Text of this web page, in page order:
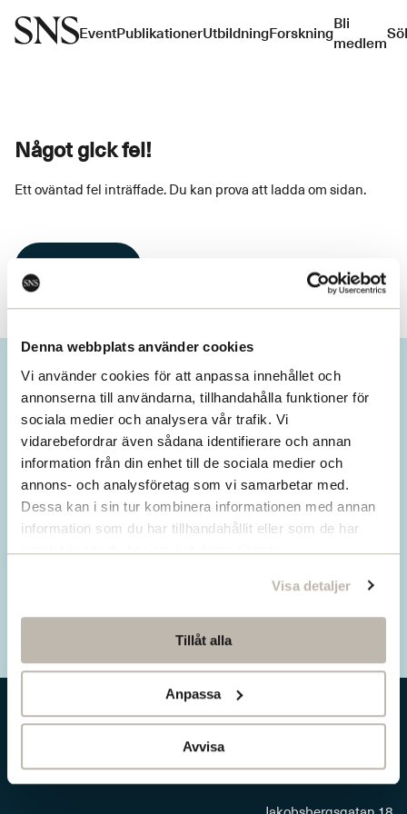
Denna webbplats använder cookies
Vi använder cookies för att anpassa innehållet och
annonserna till användarna, tillhandahålla funktioner för
sociala medier och analysera vår trafik. Vi
vidarebefordrar även sådana identifierare och annan
information från din enhet till de sociala medier och
annons- och analysföretag som vi samarbetar med.
Dessa kan i sin tur kombinera informationen med annan
information som du har tillhandahållit eller som de har
samlat in när du har använt deras tjänster.
Visa detaljer
Tillåt alla
Anpassa
Avvisa
EventPublikationerUtbildningForskningBli
medlem
Något gick fel!
Ett oväntad fel inträffade. Du kan prova att ladda om sidan.
Missa inget från SNS.
Prenumerera på vårt nyhetsbrev
Ta del av våra senaste nyheter. Få nya
insikter och håll dig uppdaterad om viktiga
samhällsfrågor.